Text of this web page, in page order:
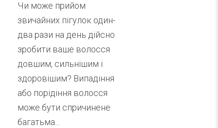
Чи може прийом
звичайних пігулок один-
два рази на день дійсно
зробити ваше волосся
довшим, сильнішим і
здоровішим? Випадіння
або порідіння волосся
може бути спричинене
багатьма...